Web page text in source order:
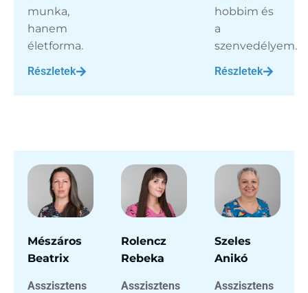
munka,
hanem
életforma.
Részletek
hobbim és
a
szenvedélyem.
Részletek
Mészáros
Beatrix
Asszisztens
Rolencz
Rebeka
Asszisztens
Szeles
Anikó
Asszisztens